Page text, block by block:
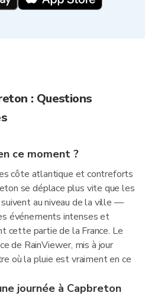
: Questions
ce moment ?
côte atlantique et contreforts
se déplace plus vite que les
au niveau de la ville —
événements intenses et
cette partie de la France. Le
de RainViewer, mis à jour
où la pluie est vraiment en ce
journée à Capbreton